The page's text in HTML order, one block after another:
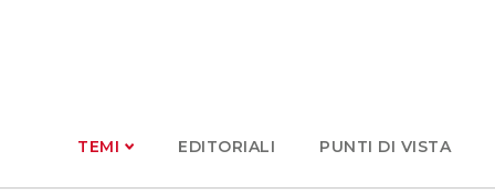
TEMI EDITORIALI PUNTI DI VISTA